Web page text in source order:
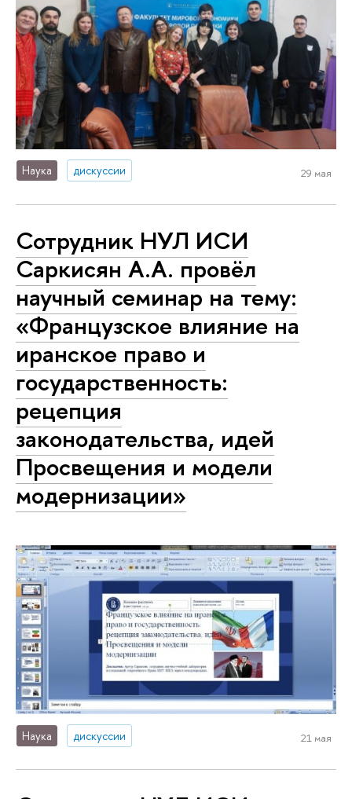
Наука дискуссии 29 мая
Сотрудник НУЛ ИСИ
Саркисян А.А. провёл
научный семинар на тему:
«Французское влияние на
иранское право и
государственность:
рецепция
законодательства, идей
Просвещения и модели
модернизации»
Наука дискуссии 21 мая